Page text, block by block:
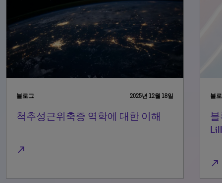
블로그 2025년 12월 18일
척추성근위축증 역학에 대한 이해
north_east
블
north_east